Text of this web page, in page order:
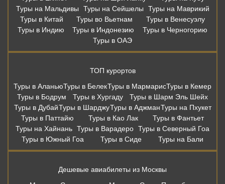
Туры на Мальдивы
Туры на Сейшелы
Туры на Маврикий
Туры в Китай
Туры во Вьетнам
Туры в Венесуэлу
Туры в Индию
Туры в Индонезию
Туры в Черногорию
Туры в ОАЭ
ТОП курортов
Туры в АланьюТуры в БелекТуры в МармарисТуры в Кемер
Туры в Бодрум
Туры в Хургаду
Туры в Шарм Эль Шейх
Туры в ДубайТуры в ШарджуТуры в АджманТуры на Пхукет
Туры в Паттайю
Туры в Као Лак
Туры в Фантьет
Туры на Хайнань Туры в Варадеро Туры в Северный Гоа
Туры в Южный Гоа
Туры в Сиде Туры на Бали
Дешевые авиабилеты из Москвы